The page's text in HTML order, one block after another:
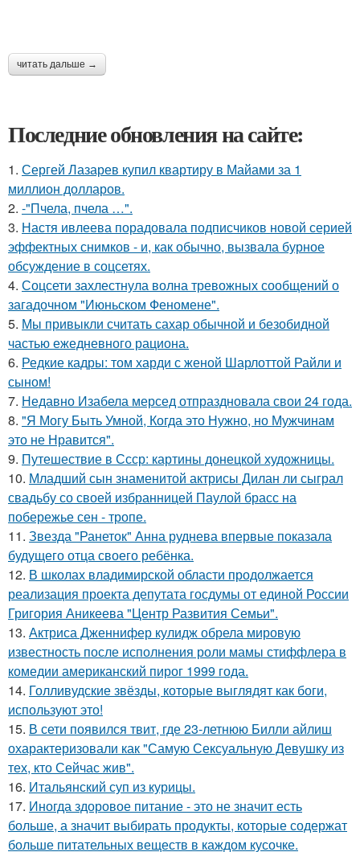
читать дальше →
Последние обновления на сайте:
1. Сергей Лазарев купил квартиру в Майами за 1
миллион долларов.
2. -"Пчела, пчела …".
3. Настя ивлеева порадовала подписчиков новой серией
эффектных снимков - и, как обычно, вызвала бурное
обсуждение в соцсетях.
4. Соцсети захлестнула волна тревожных сообщений о
загадочном "Июньском Феномене".
5. Мы привыкли считать сахар обычной и безобидной
частью ежедневного рациона.
6. Редкие кадры: том харди с женой Шарлоттой Райли и
сыном!
7. Недавно Изабела мерсед отпраздновала свои 24 года.
8. "Я Могу Быть Умной, Когда это Нужно, но Мужчинам
это не Нравится".
9. Путешествие в Ссср: картины донецкой художницы.
10. Младший сын знаменитой актрисы Дилан ли сыграл
свадьбу со своей избранницей Паулой брасс на
побережье сен - тропе.
11. Звезда "Ранеток" Анна руднева впервые показала
будущего отца своего ребёнка.
12. В школах владимирской области продолжается
реализация проекта депутата госдумы от единой России
Григория Аникеева "Центр Развития Семьи".
13. Актриса Дженнифер кулидж обрела мировую
известность после исполнения роли мамы стиффлера в
комедии американский пирог 1999 года.
14. Голливудские звёзды, которые выглядят как боги,
используют это!
15. В сети появился твит, где 23-летнюю Билли айлиш
охарактеризовали как "Самую Сексуальную Девушку из
тех, кто Сейчас жив".
16. Итальянский суп из курицы.
17. Иногда здоровое питание - это не значит есть
больше, а значит выбирать продукты, которые содержат
больше питательных веществ в каждом кусочке.